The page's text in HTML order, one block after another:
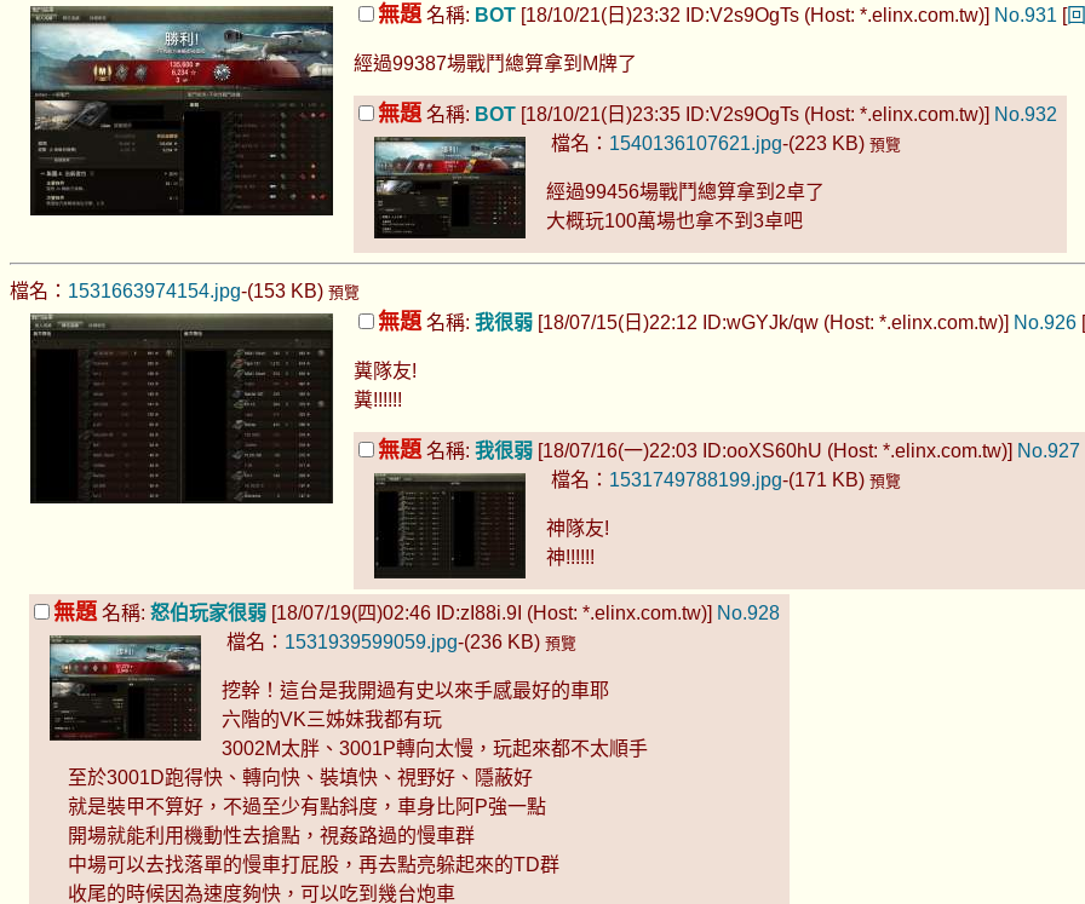
無題名稱: BOT[18/10/21(日)23:32 ID:V2s9OgTs (Host: *.elinx.com.tw)] No.931 [
經過99387場戰鬥總算拿到M牌了
無題名稱: BOT[18/10/21(日)23:35 ID:V2s9OgTs (Host: *.elinx.com.tw)] No.932
檔名： 1540136107621.jpg-(223 KB) 預覽
經過99456場戰鬥總算拿到2卓了
大概玩100萬場也拿不到3卓吧
檔名： 1531663974154.jpg-(153 KB) 預覽
無題名稱: 我很弱[18/07/15(日)22:12 ID:wGYJk/qw (Host: *.elinx.com.tw)] No.926[
糞隊友!
糞!!!!!!
無題名稱: 我很弱[18/07/16(一)22:03 ID:ooXS60hU (Host: *.elinx.com.tw)] No.927
檔名： 1531749788199.jpg-(171 KB) 預覽
神隊友!
神!!!!!!
無題 名稱: 怒伯玩家很弱 [18/07/19(四)02:46 ID:zI88i.9I (Host: *.elinx.com.tw)] No.928
檔名： 1531939599059.jpg-(236 KB) 預覽
挖幹！這台是我開過有史以來手感最好的車耶
六階的VK三姊妹我都有玩
3002M太胖、3001P轉向太慢，玩起來都不太順手
至於3001D跑得快、轉向快、裝填快、視野好、隱蔽好
就是裝甲不算好，不過至少有點斜度，車身比阿P強一點
開場就能利用機動性去搶點，視姦路過的慢車群
中場可以去找落單的慢車打屁股，再去點亮躲起來的TD群
收尾的時候因為速度夠快，可以吃到幾台炮車